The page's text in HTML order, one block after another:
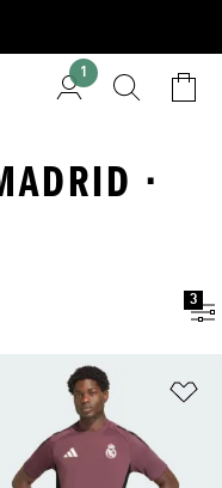
1
·
3
zetten